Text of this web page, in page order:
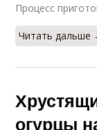
Процесс
Читать дальше
огурцы